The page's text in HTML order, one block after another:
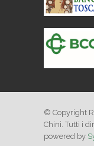
© Copyright
Chini. Tutti i
powered by